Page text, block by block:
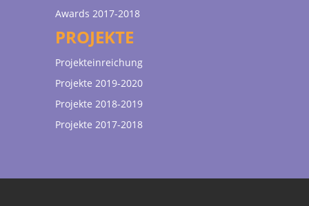
Awards 2017-2018
PROJEKTE
Projekteinreichung
Projekte 2019-2020
Projekte 2018-2019
Projekte 2017-2018